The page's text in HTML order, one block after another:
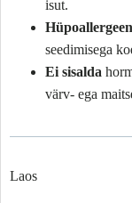
isut.
seedimisega
Ei sisalda
värv- ega
Laos